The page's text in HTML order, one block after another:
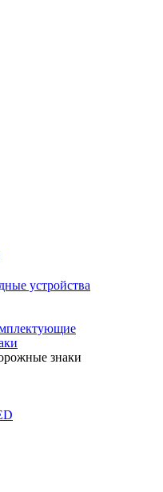
устройства
знаки